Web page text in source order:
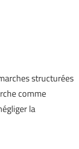
structurées
comme
la